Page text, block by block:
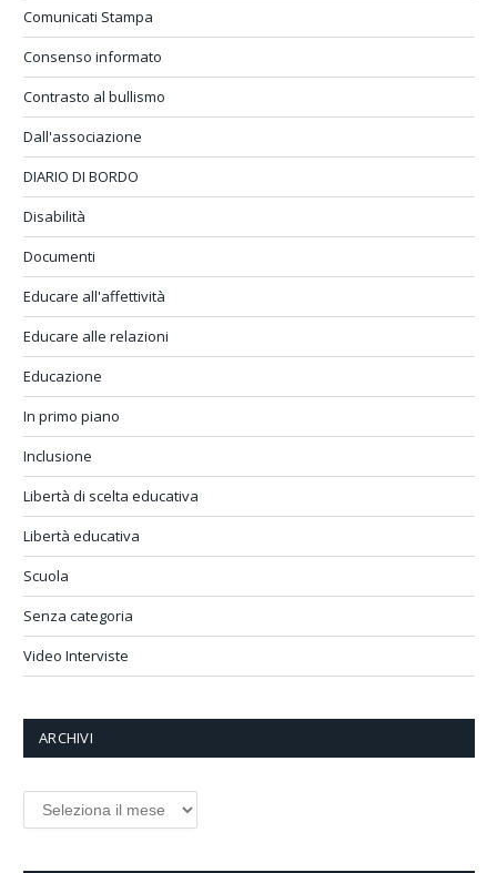
Comunicati Stampa
Consenso informato
Contrasto al bullismo
Dall'associazione
DIARIO DI BORDO
Disabilità
Documenti
Educare all'affettività
Educare alle relazioni
Educazione
In primo piano
Inclusione
Libertà di scelta educativa
Libertà educativa
Scuola
Senza categoria
Video Interviste
ARCHIVI
Archivi